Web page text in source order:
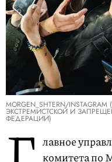
MORGEN_SHTERN/
ЭКСТРЕМИСТСКОЙ И
ФЕДЕРАЦИИ)
лавное
комитета по